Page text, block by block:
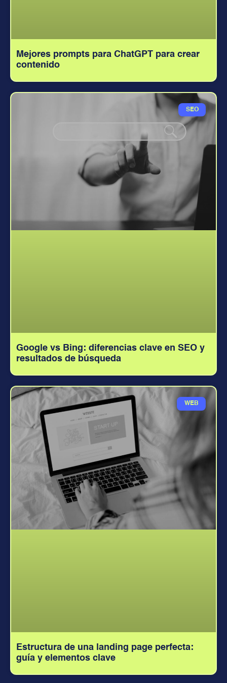
Mejores prompts para ChatGPT para crear
contenido
SEO
Google vs Bing: diferencias clave en SEO y
resultados de búsqueda
WEB
Estructura de una landing page perfecta:
guía y elementos clave